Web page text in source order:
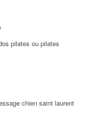
pilates ou pilates
chien saint laurent